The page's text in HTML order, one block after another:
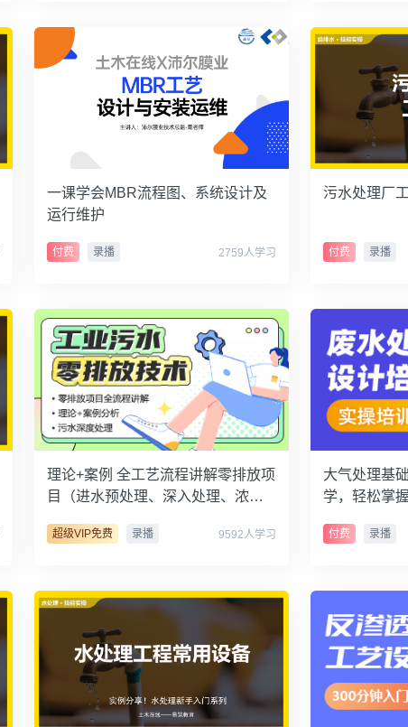
一课学会MBR流程图、系统设计及
运行维护
付费 录播 2759人学习
污水处理厂
付费 录播
理论+案例 全工艺流程讲解零排放项
目（进水预处理、深入处理、浓缩
超级VIP免费 录播 9592人学习
大气处理基
学，轻松掌
付费 录播